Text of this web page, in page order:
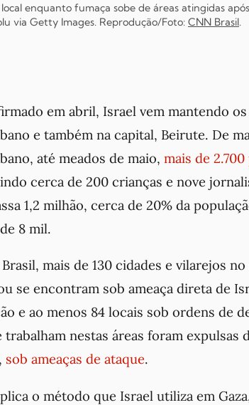
enquanto fumaça sobe de áreas atingidas
via Getty Images. Reprodução/Foto: CNN Brasil.
em abril, Israel vem mantendo
e também na capital, Beirute. De
até meados de maio, mais de 2.700
cerca de 200 crianças e nove
1,2 milhão, cerca de 20% da
8 mil.
mais de 130 cidades e vilarejos
se encontram sob ameaça direta de
e ao menos 84 locais sob ordens de
nestas áreas foram expulsas
sob ameaças de ataque.
o método que Israel utiliza em